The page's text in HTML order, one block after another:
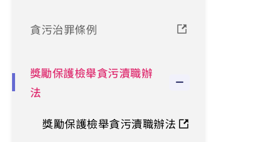
貪污治罪條例
獎勵保護檢舉貪污瀆職辦
法
獎勵保護檢舉貪污瀆職辦法